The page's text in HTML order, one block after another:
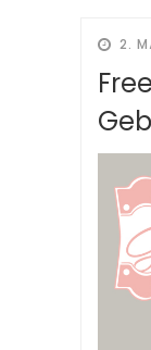
2.